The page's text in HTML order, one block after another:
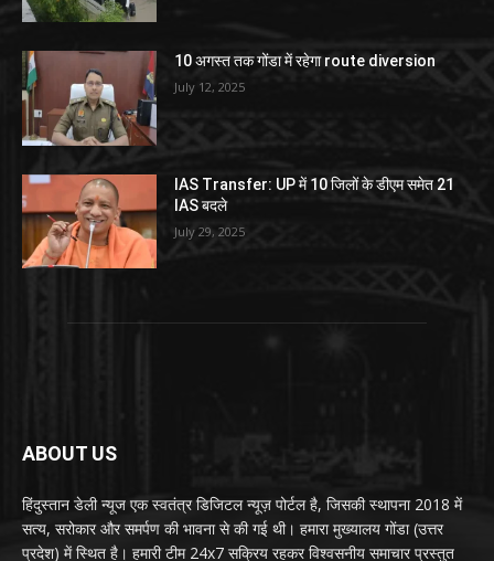
10 अगस्त तक गोंडा में रहेगा route diversion
July 12, 2025
IAS Transfer: UP में 10 जिलों के डीएम समेत 21
IAS बदले
July 29, 2025
ABOUT US
हिंदुस्तान डेली न्यूज एक स्वतंत्र डिजिटल न्यूज़ पोर्टल है, जिसकी स्थापना 2018 में
सत्य, सरोकार और समर्पण की भावना से की गई थी। हमारा मुख्यालय गोंडा (उत्तर
प्रदेश) में स्थित है। हमारी टीम 24x7 सक्रिय रहकर विश्वसनीय समाचार प्रस्तुत